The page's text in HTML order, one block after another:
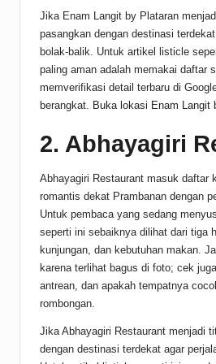
Jika Enam Langit by Plataran
pasangkan dengan destinasi
bolak-balik. Untuk artikel listicle
paling aman adalah memakai daftar
memverifikasi detail terbaru di
berangkat. Buka lokasi Enam Langit
2. Abhayagiri
Abhayagiri Restaurant masuk daftar
romantis dekat Prambanan dengan
Untuk pembaca yang sedang
seperti ini sebaiknya dilihat dari tiga
kunjungan, dan kebutuhan makan.
karena terlihat bagus di foto; cek
antrean, dan apakah tempatnya
rombongan.
Jika Abhayagiri Restaurant menjadi
dengan destinasi terdekat agar